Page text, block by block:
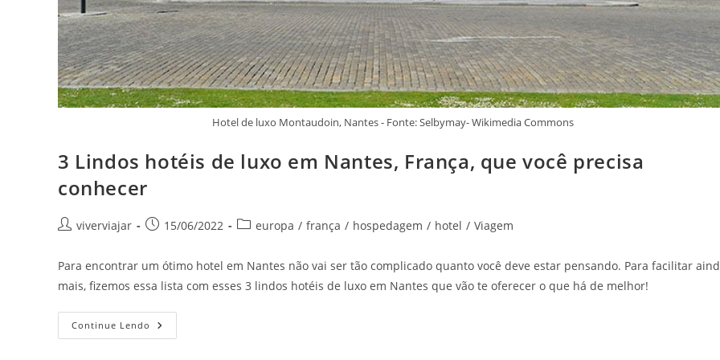
Hotel de luxo Montaudoin, Nantes - Fonte: Selbymay- Wikimedia Commons
3 Lindos hotéis de luxo em Nantes, França, que você precisa
conhecer
Autorviverviajar
Post15/06/2022
Categoria
europa / frança / hospedagem / hotel / Viagem
Para encontrar um ótimo hotel em Nantes não vai ser tão complicado quanto você deve estar pensando. Para facilitar
mais, fizemos essa lista com esses 3 lindos hotéis de luxo em Nantes que vão te oferecer o que há de melhor!
Continue Lendo
Lindos